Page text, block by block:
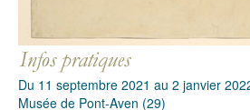
Du 11 septembre 2021 au 2 janvier
Musée de Pont-Aven (29)